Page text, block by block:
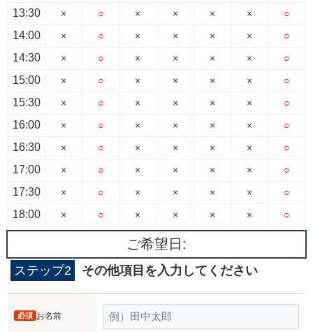
13:30
14:00
14:30
15:00
15:30
16:00
16:30
17:00
17:30
18:00
×
×
×
×
×
×
×
×
×
×
○
○
○
○
○
○
○
○
○
○
×
×
×
×
×
×
×
×
×
×
×
×
×
×
×
×
×
×
×
×
×
×
×
×
×
×
×
×
×
×
×
×
×
×
×
×
×
×
×
×
○
○
○
○
○
○
○
○
○
○
ご希望日:
ステップ2 その他項目を入力してください
お名前
必須